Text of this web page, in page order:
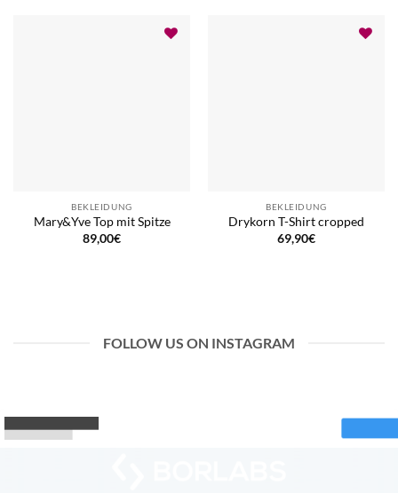
BEKLEIDUNG
Mary&Yve Top mit Spitze
89,00€
BEKLEIDUNG
Drykorn T-Shirt cropped
69,90€
FOLLOW US ON INSTAGRAM